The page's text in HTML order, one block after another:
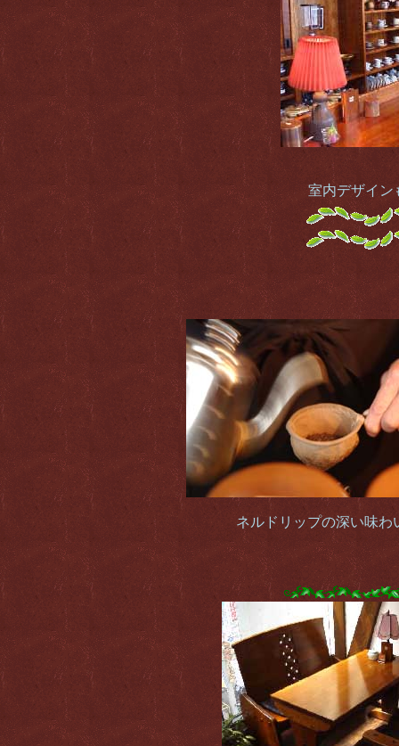
室内デザイン
ネルドリップの深い味わ